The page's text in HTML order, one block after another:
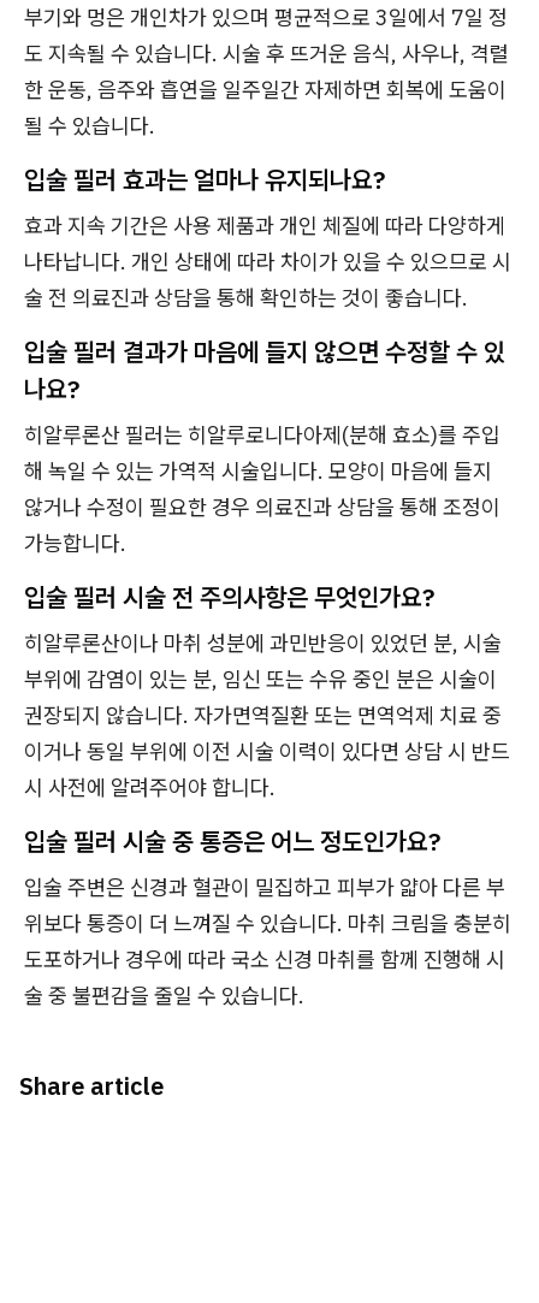
부기와 멍은 개인차가 있으며 평균적으로 3일에서 7일 정
도 지속될 수 있습니다. 시술 후 뜨거운 음식, 사우나, 격렬
한 운동, 음주와 흡연을 일주일간 자제하면 회복에 도움이
될 수 있습니다.
입술 필러 효과는 얼마나 유지되나요?
효과 지속 기간은 사용 제품과 개인 체질에 따라 다양하게
나타납니다. 개인 상태에 따라 차이가 있을 수 있으므로 시
술 전 의료진과 상담을 통해 확인하는 것이 좋습니다.
입술 필러 결과가 마음에 들지 않으면 수정할 수 있
나요?
히알루론산 필러는 히알루로니다아제(분해 효소)를 주입
해 녹일 수 있는 가역적 시술입니다. 모양이 마음에 들지
않거나 수정이 필요한 경우 의료진과 상담을 통해 조정이
가능합니다.
입술 필러 시술 전 주의사항은 무엇인가요?
히알루론산이나 마취 성분에 과민반응이 있었던 분, 시술
부위에 감염이 있는 분, 임신 또는 수유 중인 분은 시술이
권장되지 않습니다. 자가면역질환 또는 면역억제 치료 중
이거나 동일 부위에 이전 시술 이력이 있다면 상담 시 반드
시 사전에 알려주어야 합니다.
입술 필러 시술 중 통증은 어느 정도인가요?
입술 주변은 신경과 혈관이 밀집하고 피부가 얇아 다른 부
위보다 통증이 더 느껴질 수 있습니다. 마취 크림을 충분히
도포하거나 경우에 따라 국소 신경 마취를 함께 진행해 시
술 중 불편감을 줄일 수 있습니다.
Share article